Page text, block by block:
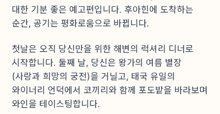
대한 기분 좋은 예고편입니다. 후아힌에 도착하는
순간, 공기는 평화로움으로 바뀝니다.
첫날은 오직 당신만을 위한 해변의 럭셔리 디너로
시작합니다. 둘째 날, 당신은 왕가의 여름 별장
(사랑과 희망의 궁전)을 거닐고, 태국 유일의
와이너리 언덕에서 코끼리와 함께 포도밭을 바라보며
와인을 테이스팅합니다.